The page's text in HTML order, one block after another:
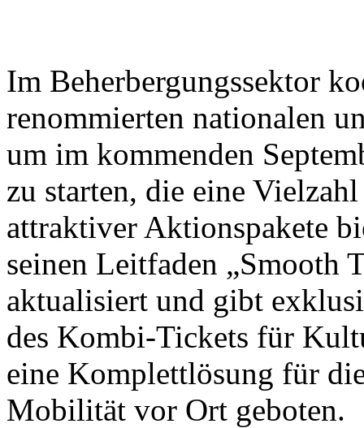
Im Beherbergungssektor
renommierten nationalen
um im kommenden
zu starten, die eine
attraktiver Aktionspakete
seinen Leitfaden „Smooth
aktualisiert und gibt
des Kombi-Tickets für
eine Komplettlösung für
Mobilität vor Ort geboten.